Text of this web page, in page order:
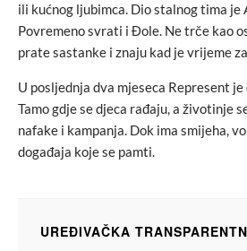
ili kućnog ljubimca. Dio stalnog tima je
Povremeno svrati i Đole. Ne trče kao
prate sastanke i znaju kad je vrijeme
U posljednja dva mjeseca Represent
Tamo gdje se djeca rađaju, a životinje
nafake i kampanja. Dok ima smijeha,
događaja koje se pamti.
UREĐIVAČKA